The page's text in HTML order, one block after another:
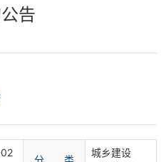
告
分 类
城乡建设